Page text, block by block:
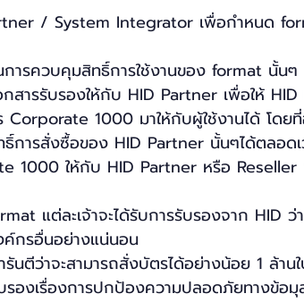
/ System Integrator เพื่อกำหนด
การควบคุมสิทธิ์การใช้งานของ format นั้นๆ
กสารรับรองให้กับ HID Partner เพื่อให้
Corporate 1000 มาให้กับผู้ใช้งานได้ โดย
การสั่งซื้อของ HID Partner นั้นๆได้ตลอดเ
1000 ให้กับ HID Partner หรือ
แต่ละเจ้าจะได้รับการรับรองจาก HID
ค์กรอื่นอย่างแน่นอน
รันตีว่าจะสามารถสั่งบัตรได้อย่างน้อย 1 ล้าน
บรองเรื่องการปกป้องความปลอดภัยทางข้อมุ